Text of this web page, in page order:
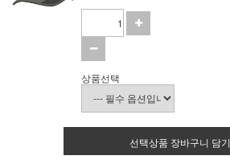
상품선택
선택상품 장바구니 담기